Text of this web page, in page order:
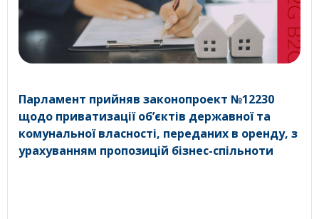
Парламент прийняв законопроект №12230
щодо приватизації об’єктів державної та
комунальної власності, переданих в оренду, з
урахуванням пропозицій бізнес-спільноти